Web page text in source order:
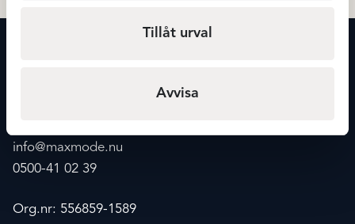
Tillåt urval
Avvisa
info@maxmode.nu
0500-41 02 39
Org.nr: 556859-1589